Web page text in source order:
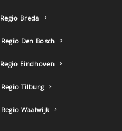
Regio Breda
Regio Den Bosch
Regio Eindhoven
Regio Tilburg
Regio Waalwijk